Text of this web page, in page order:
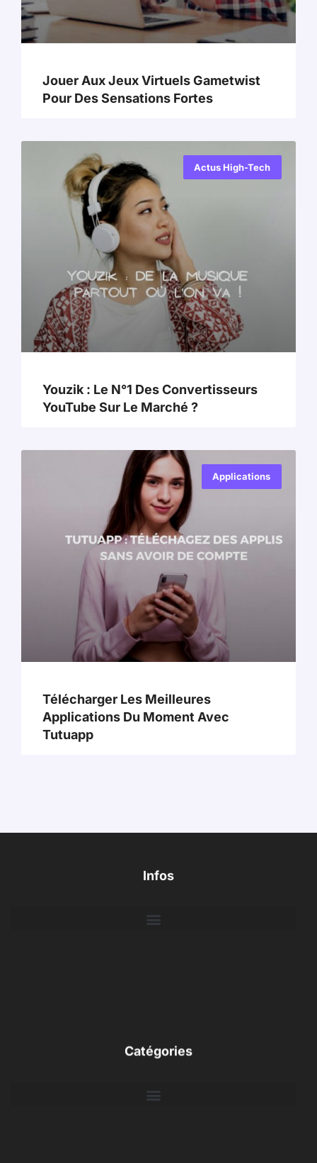
Jouer Aux Jeux Virtuels Gametwist
Pour Des Sensations Fortes
Actus High-Tech
Youzik : Le N°1 Des Convertisseurs
YouTube Sur Le Marché ?
Applications
Télécharger Les Meilleures
Applications Du Moment Avec
Tutuapp
Infos
Catégories